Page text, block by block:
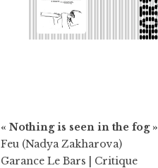
« Nothing is seen in the fog »
Feu (Nadya Zakharova)
Garance Le Bars | Critique